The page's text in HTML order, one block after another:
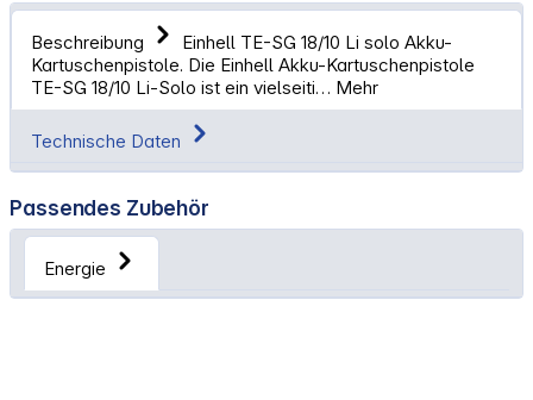
Beschreibung
Einhell TE-SG 18/10 Li solo Akku-
Kartuschenpistole. Die Einhell Akku-Kartuschenpistole
TE-SG 18/10 Li-Solo ist ein vielseiti… Mehr
Technische Daten
Passendes Zubehör
Energie